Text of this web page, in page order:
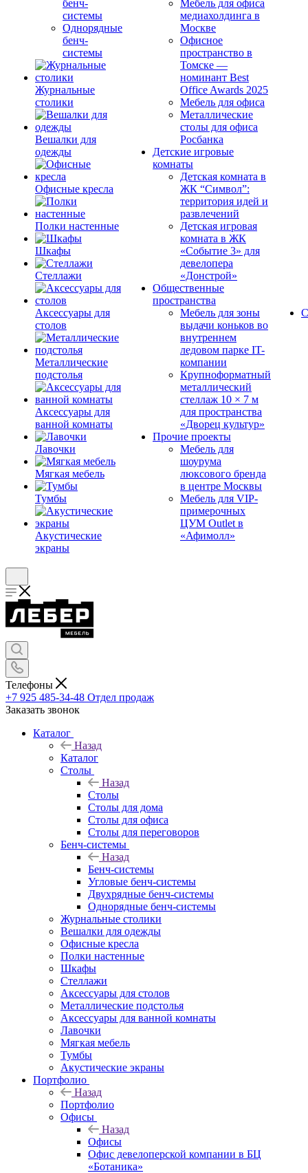
бенч-
системы
Однорядные
бенч-
системы
Журнальные
столики
Вешалки для
одежды
Офисные кресла
Полки настенные
Шкафы
Стеллажи
Аксессуары для
столов
Металлические
подстолья
Аксессуары для
ванной комнаты
Лавочки
Мягкая мебель
Тумбы
Акустические
экраны
Мебель для офиса
медиахолдинга в
Москве
Офисное
пространство в
Томске —
номинант Best
Office Awards 2025
Мебель для офиса
Металлические
столы для офиса
Росбанка
Детские игровые
комнаты
Детская комната в
ЖК “Символ”:
территория идей и
развлечений
Детская игровая
комната в ЖК
«Событие 3» для
девелопера
«Донстрой»
Общественные
пространства
Мебель для зоны
выдачи коньков во
внутреннем
ледовом парке IT-
компании
Крупноформатный
металлический
стеллаж 10 × 7 м
для пространства
«Дворец культур»
Прочие проекты
Мебель для
шоурума
люксового бренда
в центре Москвы
Мебель для VIP-
примерочных
ЦУМ Outlet в
«Афимолл»
Телефоны
+7 925 485-34-48 Отдел продаж
Заказать звонок
Каталог
Назад
Каталог
Столы
Назад
Столы
Столы для дома
Столы для офиса
Столы для переговоров
Бенч-системы
Назад
Бенч-системы
Угловые бенч-системы
Двухрядные бенч-системы
Однорядные бенч-системы
Журнальные столики
Вешалки для одежды
Офисные кресла
Полки настенные
Шкафы
Стеллажи
Аксессуары для столов
Металлические подстолья
Аксессуары для ванной комнаты
Лавочки
Мягкая мебель
Тумбы
Акустические экраны
Портфолио
Назад
Портфолио
Офисы
Назад
Офисы
Офис девелоперской компании в БЦ
«Ботаника»